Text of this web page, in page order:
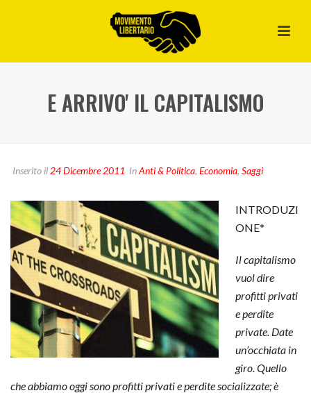
E ARRIVO' IL CAPITALISMO
Inserito il 24 Dicembre 2011 InAnti & Politica, Economia, Saggi
INTRODUZI
ONE*
Il capitalismo
vuol dire
profitti privati
e perdite
private. Date
un’occhiata in
giro. Quello
che abbiamo oggi sono profitti privati e perdite socializzate; è